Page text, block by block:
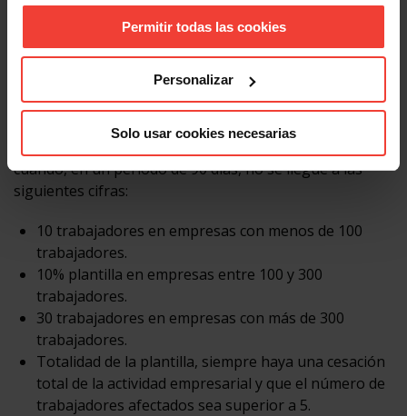
Permitir todas las cookies
Personalizar
Solo usar cookies necesarias
(*) ¿Cuándo hablamos de no alcanzar los
umbrales del artículo 51 del Estatuto de los
Trabajadores?
cuando, en un período de 90 días, no se llegue a las
siguientes cifras:
10 trabajadores en empresas con menos de 100
trabajadores.
10% plantilla en empresas entre 100 y 300
trabajadores.
30 trabajadores en empresas con más de 300
trabajadores.
Totalidad de la plantilla, siempre haya una cesación
total de la actividad empresarial y que el número de
trabajadores afectados sea superior a 5.